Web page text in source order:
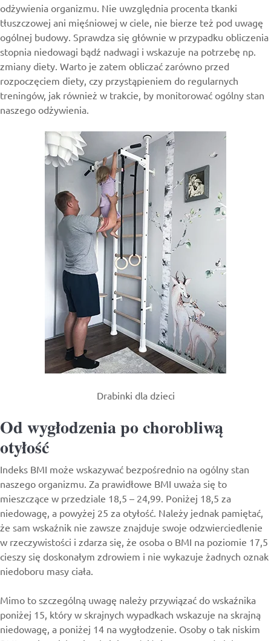
odżywienia organizmu. Nie uwzględnia procenta tkanki
tłuszczowej ani mięśniowej w ciele, nie bierze też pod uwagę
ogólnej budowy. Sprawdza się głównie w przypadku obliczenia
stopnia niedowagi bądź nadwagi i wskazuje na potrzebę np.
zmiany diety. Warto je zatem obliczać zarówno przed
rozpoczęciem diety, czy przystąpieniem do regularnych
treningów, jak również w trakcie, by monitorować ogólny stan
naszego odżywienia.
Drabinki dla dzieci
Od wygłodzenia po chorobliwą
otyłość
Indeks BMI może wskazywać bezpośrednio na ogólny stan
naszego organizmu. Za prawidłowe BMI uważa się to
mieszczące w przedziale 18,5 – 24,99. Poniżej 18,5 za
niedowagę, a powyżej 25 za otyłość. Należy jednak pamiętać,
że sam wskaźnik nie zawsze znajduje swoje odzwierciedlenie
w rzeczywistości i zdarza się, że osoba o BMI na poziomie 17,5
cieszy się doskonałym zdrowiem i nie wykazuje żadnych oznak
niedoboru masy ciała.
Mimo to szczególną uwagę należy przywiązać do wskaźnika
poniżej 15, który w skrajnych wypadkach wskazuje na skrajną
niedowagę, a poniżej 14 na wygłodzenie. Osoby o tak niskim